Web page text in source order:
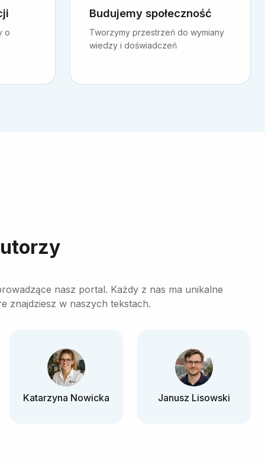
o
Budujemy społeczność
Tworzymy przestrzeń do wymiany
wiedzy i doświadczeń
nasz portal. Każdy z nas ma unikalne
znajdziesz w naszych tekstach.
Katarzyna Nowicka Janusz Lisowski